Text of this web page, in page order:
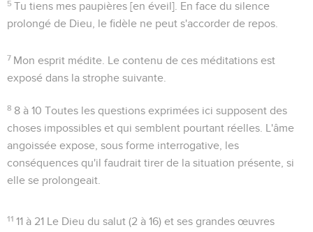
5 Tu tiens mes paupières [en éveil]. En face du silence
prolongé de Dieu, le fidèle ne peut s'accorder de repos.
7 Mon esprit médite . Le contenu de ces méditations est
exposé dans la strophe suivante.
8 8 à 10 Toutes les questions exprimées ici supposent des
choses impossibles et qui semblent pourtant réelles. L'âme
angoissée expose, sous forme interrogative, les
conséquences qu'il faudrait tirer de la situation présente, si
elle se prolongeait.
11 11 à 21 Le Dieu du salut (2 à 16) et ses grandes œuvres